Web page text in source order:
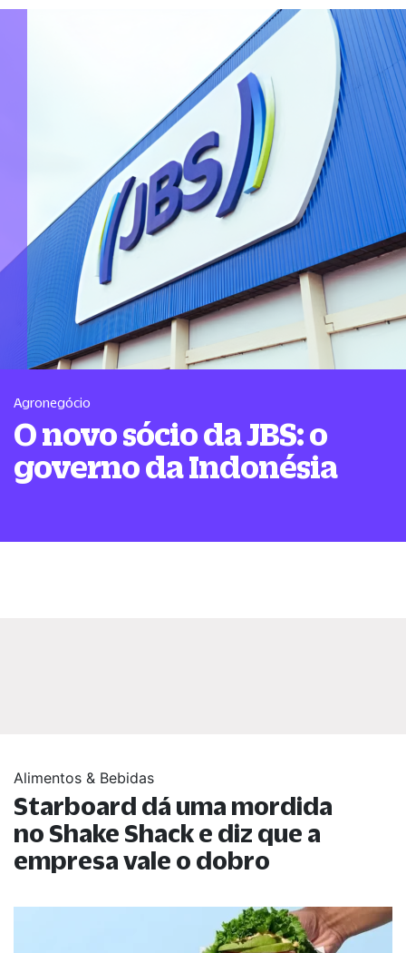
Agronegócio
O novo sócio da JBS: o
governo da Indonésia
Alimentos & Bebidas
Starboard dá uma mordida
no Shake Shack e diz que a
empresa vale o dobro